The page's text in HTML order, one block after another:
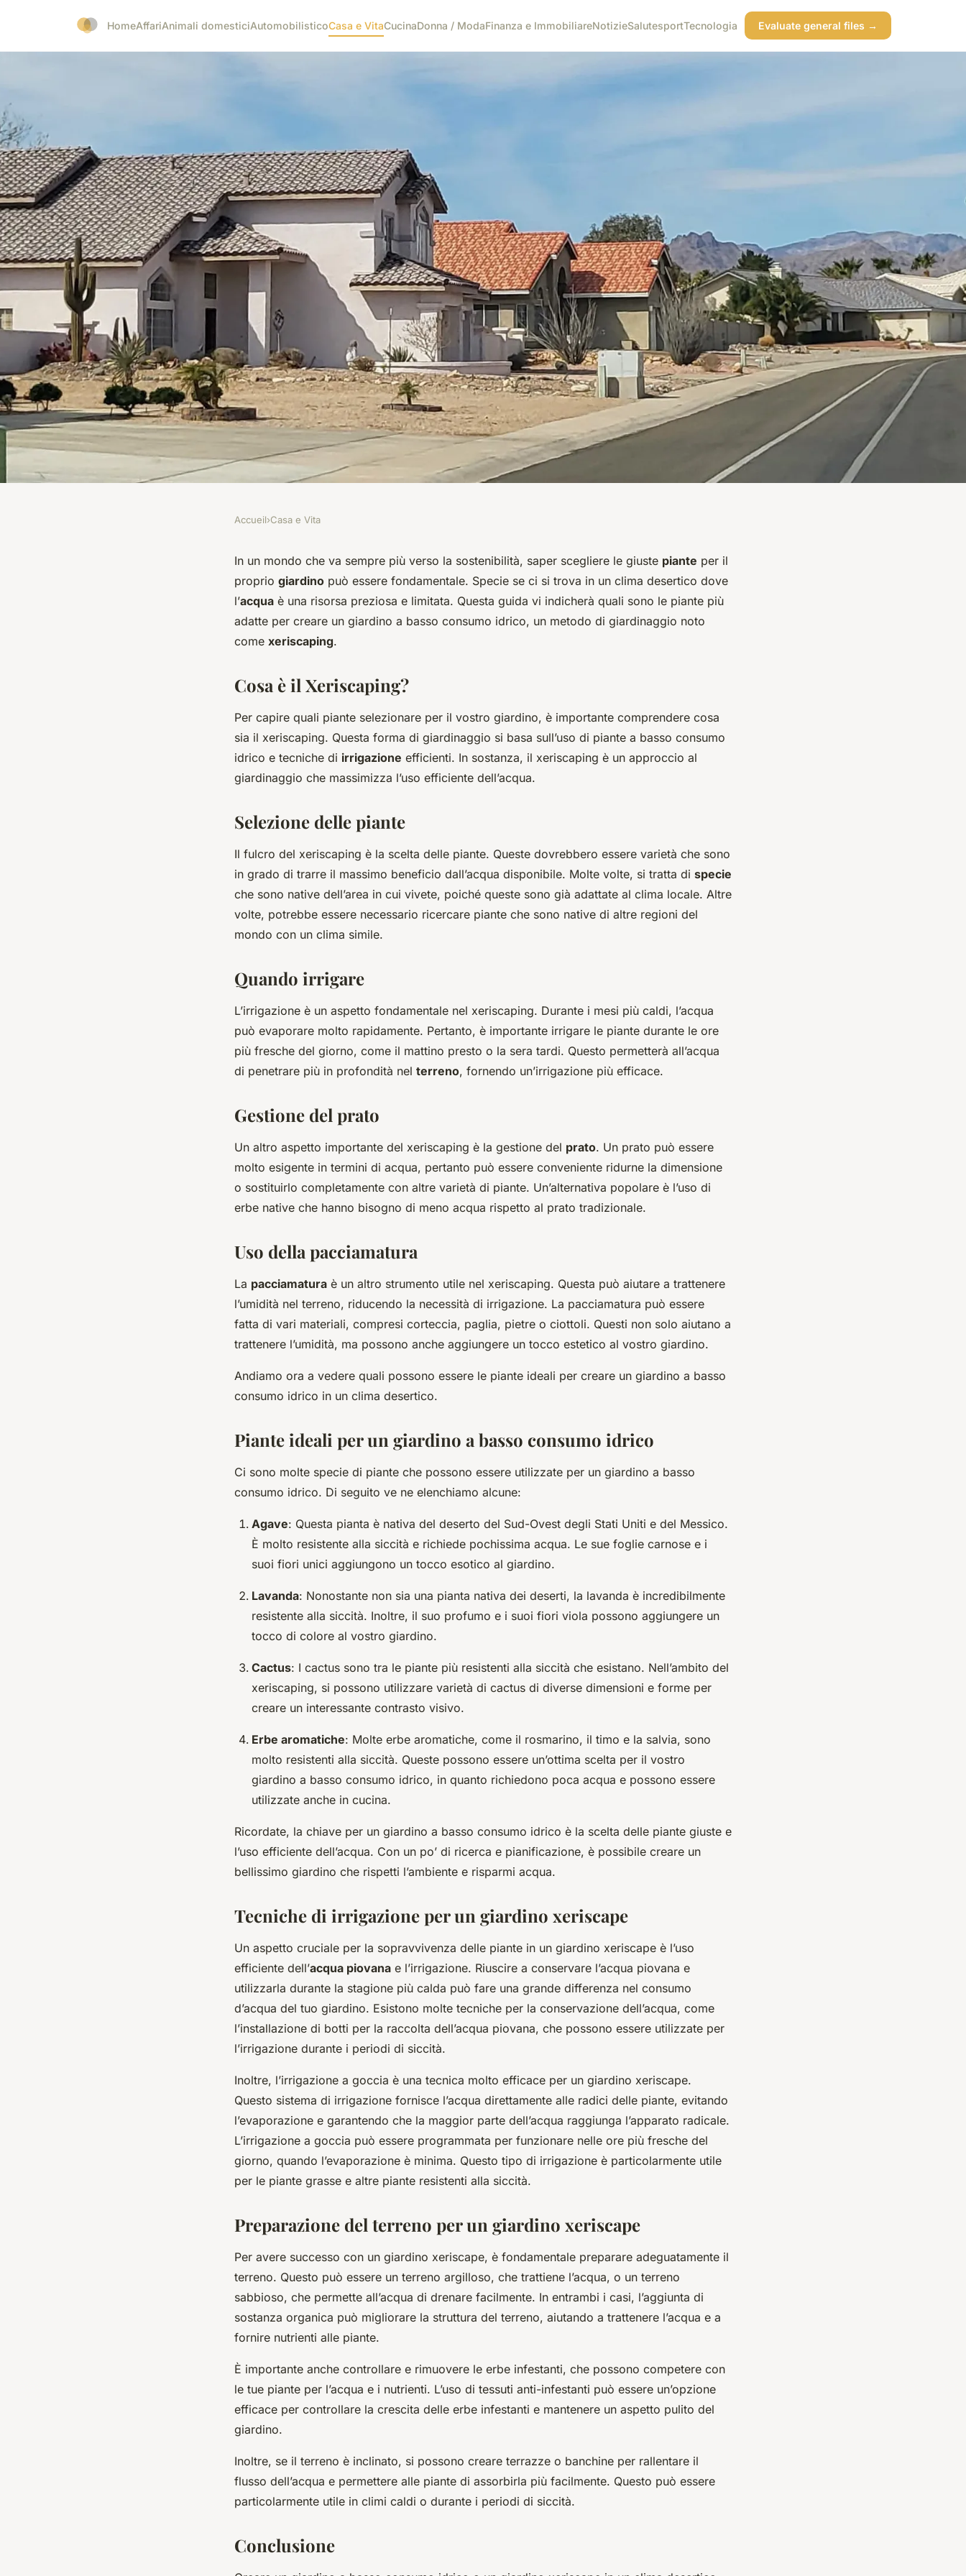
HomeAffariAnimali domesticiAutomobilisticoCasa e VitaCucinaDonna / ModaFinanza e ImmobiliareNotizieSalutesportTecnologia Evaluate general files →
Quali sono le piante ideali per creare
un giardino a basso consumo idrico in
un clima desertico?
Accueil›Casa e Vita
In un mondo che va sempre più verso la sostenibilità, saper scegliere le giuste piante per il
proprio giardino può essere fondamentale. Specie se ci si trova in un clima desertico dove
l’acqua è una risorsa preziosa e limitata. Questa guida vi indicherà quali sono le piante più
adatte per creare un giardino a basso consumo idrico, un metodo di giardinaggio noto
come xeriscaping.
Cosa è il Xeriscaping?
Per capire quali piante selezionare per il vostro giardino, è importante comprendere cosa
sia il xeriscaping. Questa forma di giardinaggio si basa sull’uso di piante a basso consumo
idrico e tecniche di irrigazione efficienti. In sostanza, il xeriscaping è un approccio al
giardinaggio che massimizza l’uso efficiente dell’acqua.
Selezione delle piante
Il fulcro del xeriscaping è la scelta delle piante. Queste dovrebbero essere varietà che sono
in grado di trarre il massimo beneficio dall’acqua disponibile. Molte volte, si tratta di specie
che sono native dell’area in cui vivete, poiché queste sono già adattate al clima locale. Altre
volte, potrebbe essere necessario ricercare piante che sono native di altre regioni del
mondo con un clima simile.
Quando irrigare
L’irrigazione è un aspetto fondamentale nel xeriscaping. Durante i mesi più caldi, l’acqua
può evaporare molto rapidamente. Pertanto, è importante irrigare le piante durante le ore
più fresche del giorno, come il mattino presto o la sera tardi. Questo permetterà all’acqua
di penetrare più in profondità nel terreno, fornendo un’irrigazione più efficace.
Gestione del prato
Un altro aspetto importante del xeriscaping è la gestione del prato. Un prato può essere
molto esigente in termini di acqua, pertanto può essere conveniente ridurne la dimensione
o sostituirlo completamente con altre varietà di piante. Un’alternativa popolare è l’uso di
erbe native che hanno bisogno di meno acqua rispetto al prato tradizionale.
Uso della pacciamatura
La pacciamatura è un altro strumento utile nel xeriscaping. Questa può aiutare a trattenere
l’umidità nel terreno, riducendo la necessità di irrigazione. La pacciamatura può essere
fatta di vari materiali, compresi corteccia, paglia, pietre o ciottoli. Questi non solo aiutano a
trattenere l’umidità, ma possono anche aggiungere un tocco estetico al vostro giardino.
Andiamo ora a vedere quali possono essere le piante ideali per creare un giardino a basso
consumo idrico in un clima desertico.
Piante ideali per un giardino a basso consumo idrico
Ci sono molte specie di piante che possono essere utilizzate per un giardino a basso
consumo idrico. Di seguito ve ne elenchiamo alcune:
Agave: Questa pianta è nativa del deserto del Sud-Ovest degli Stati Uniti e del Messico.
È molto resistente alla siccità e richiede pochissima acqua. Le sue foglie carnose e i
suoi fiori unici aggiungono un tocco esotico al giardino.
Lavanda: Nonostante non sia una pianta nativa dei deserti, la lavanda è incredibilmente
resistente alla siccità. Inoltre, il suo profumo e i suoi fiori viola possono aggiungere un
tocco di colore al vostro giardino.
Cactus: I cactus sono tra le piante più resistenti alla siccità che esistano. Nell’ambito del
xeriscaping, si possono utilizzare varietà di cactus di diverse dimensioni e forme per
creare un interessante contrasto visivo.
Erbe aromatiche: Molte erbe aromatiche, come il rosmarino, il timo e la salvia, sono
molto resistenti alla siccità. Queste possono essere un’ottima scelta per il vostro
giardino a basso consumo idrico, in quanto richiedono poca acqua e possono essere
utilizzate anche in cucina.
Ricordate, la chiave per un giardino a basso consumo idrico è la scelta delle piante giuste e
l’uso efficiente dell’acqua. Con un po’ di ricerca e pianificazione, è possibile creare un
bellissimo giardino che rispetti l’ambiente e risparmi acqua.
Tecniche di irrigazione per un giardino xeriscape
Un aspetto cruciale per la sopravvivenza delle piante in un giardino xeriscape è l’uso
efficiente dell’acqua piovana e l’irrigazione. Riuscire a conservare l’acqua piovana e
utilizzarla durante la stagione più calda può fare una grande differenza nel consumo
d’acqua del tuo giardino. Esistono molte tecniche per la conservazione dell’acqua, come
l’installazione di botti per la raccolta dell’acqua piovana, che possono essere utilizzate per
l’irrigazione durante i periodi di siccità.
Inoltre, l’irrigazione a goccia è una tecnica molto efficace per un giardino xeriscape.
Questo sistema di irrigazione fornisce l’acqua direttamente alle radici delle piante, evitando
l’evaporazione e garantendo che la maggior parte dell’acqua raggiunga l’apparato radicale.
L’irrigazione a goccia può essere programmata per funzionare nelle ore più fresche del
giorno, quando l’evaporazione è minima. Questo tipo di irrigazione è particolarmente utile
per le piante grasse e altre piante resistenti alla siccità.
Preparazione del terreno per un giardino xeriscape
Per avere successo con un giardino xeriscape, è fondamentale preparare adeguatamente il
terreno. Questo può essere un terreno argilloso, che trattiene l’acqua, o un terreno
sabbioso, che permette all’acqua di drenare facilmente. In entrambi i casi, l’aggiunta di
sostanza organica può migliorare la struttura del terreno, aiutando a trattenere l’acqua e a
fornire nutrienti alle piante.
È importante anche controllare e rimuovere le erbe infestanti, che possono competere con
le tue piante per l’acqua e i nutrienti. L’uso di tessuti anti-infestanti può essere un’opzione
efficace per controllare la crescita delle erbe infestanti e mantenere un aspetto pulito del
giardino.
Inoltre, se il terreno è inclinato, si possono creare terrazze o banchine per rallentare il
flusso dell’acqua e permettere alle piante di assorbirla più facilmente. Questo può essere
particolarmente utile in climi caldi o durante i periodi di siccità.
Conclusione